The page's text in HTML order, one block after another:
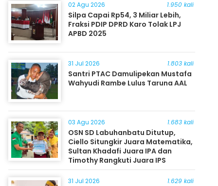
02 Agu 2026 1.950 kali
Silpa Capai Rp54, 3 Miliar Lebih,
Fraksi PDIP DPRD Karo Tolak LPJ
APBD 2025
31 Jul 2026 1.803 kali
Santri PTAC Damulipekan Mustafa
Wahyudi Rambe Lulus Taruna AAL
03 Agu 2026 1.683 kali
OSN SD Labuhanbatu Ditutup,
Ciello Situngkir Juara Matematika,
Sultan Khadafi Juara IPA dan
Timothy Rangkuti Juara IPS
31 Jul 2026 1.629 kali